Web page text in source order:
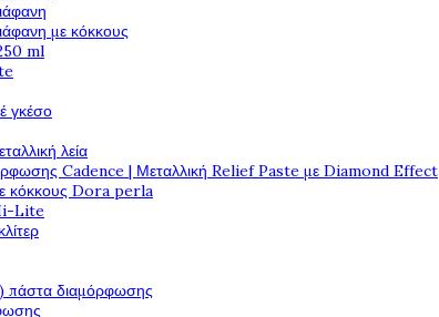
με κόκκους
ml
γκέσο
λεία
Cadence | Μεταλλική Relief Paste με Diamond Effect
κόκκους Dora perla
Lite
πάστα διαμόρφωσης